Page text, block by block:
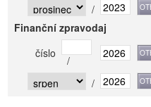
/
Finanční zpravodaj
číslo
/
/